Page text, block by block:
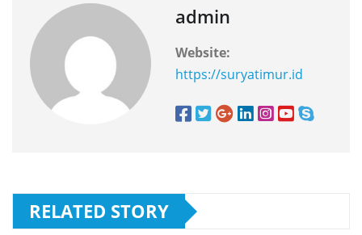
admin
Website:
https://suryatimur.id
RELATED STORY